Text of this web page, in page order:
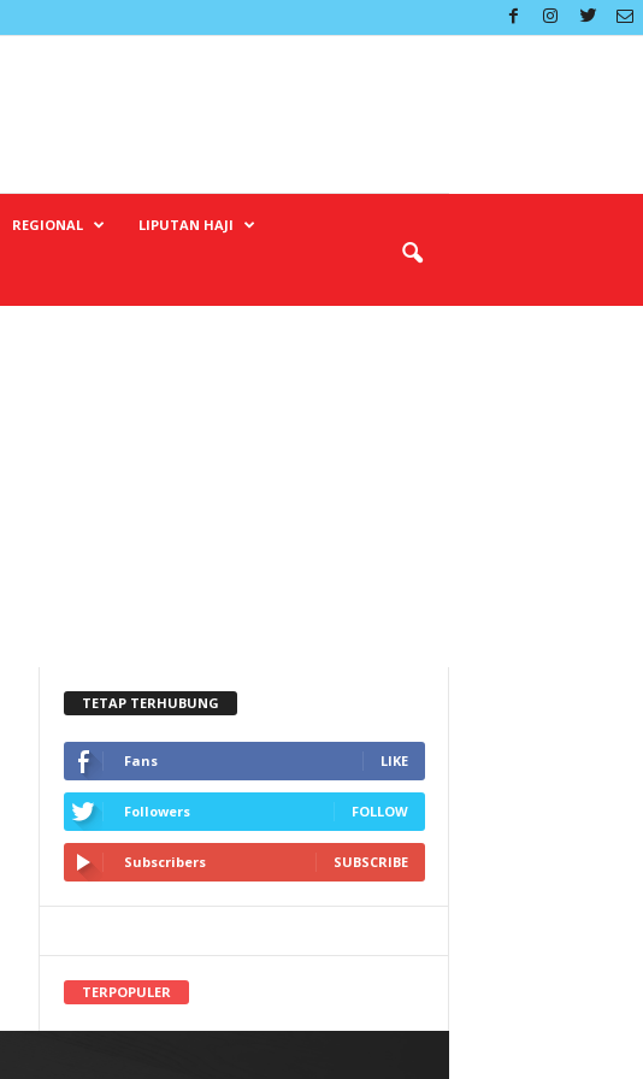
REGIONAL LIPUTAN HAJI
TETAP TERHUBUNG
Fans LIKE
Followers FOLLOW
Subscribers SUBSCRIBE
TERPOPULER